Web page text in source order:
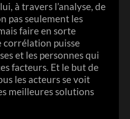
à travers l’analyse, de
pas seulement les
faire en sorte
corrélation puisse
et les personnes qui
facteurs. Et le but de
les acteurs se voit
meilleures solutions